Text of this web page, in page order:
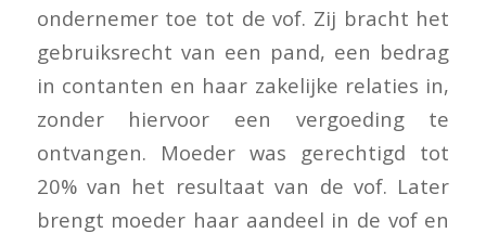
ondernemer toe tot de vof. Zij bracht het
gebruiksrecht van een pand, een bedrag
in contanten en haar zakelijke relaties in,
zonder hiervoor een vergoeding te
ontvangen. Moeder was gerechtigd tot
20% van het resultaat van de vof. Later
brengt moeder haar aandeel in de vof en